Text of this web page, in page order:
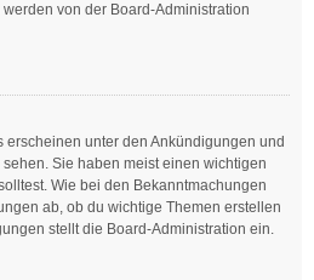
von der Board-Administration
erscheinen unter den Ankündigungen und
Sie haben meist einen wichtigen
Wie bei den Bekanntmachungen
ab, ob du wichtige Themen erstellen
stellt die Board-Administration ein.